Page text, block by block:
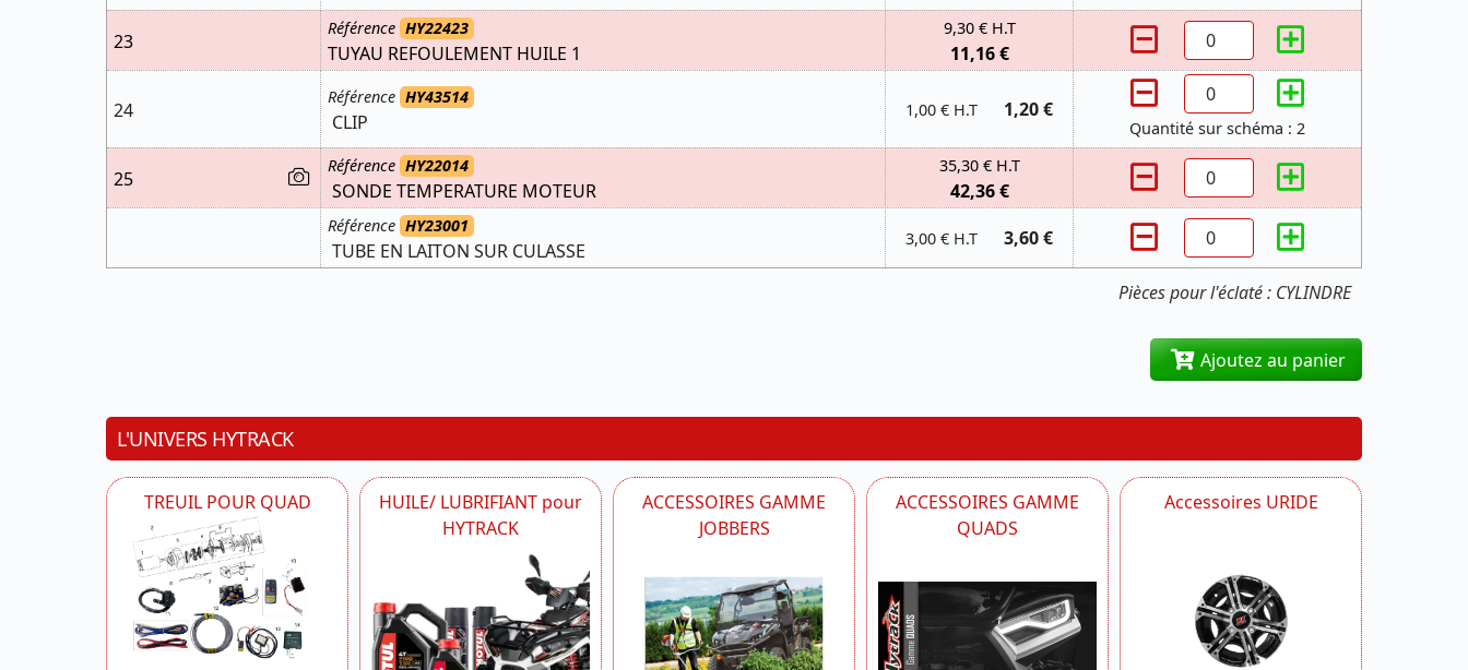
Pièces pour l'éclaté : CYLINDRE
23
Référence HY22423
TUYAU REFOULEMENT HUILE 1
9,30 € H.T
11,16 €
24
Référence HY43514
CLIP
1,00 € H.T 1,20 €
Quantité sur schéma : 2
25
Référence HY22014
SONDE TEMPERATURE MOTEUR
35,30 € H.T
42,36 €
Référence HY23001
TUBE EN LAITON SUR CULASSE
3,00 € H.T 3,60 €
Ajoutez au panier
L'UNIVERS HYTRACK
TREUIL POUR QUAD
HUILE/ LUBRIFIANT pour
HYTRACK
ACCESSOIRES GAMME
JOBBERS
ACCESSOIRES GAMME
QUADS
Accessoires URIDE